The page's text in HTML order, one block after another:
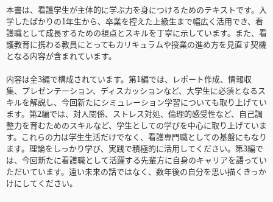
本書は、看護学生が主体的に学ぶ力を身につけるためのテキストです。入
学したばかりの1年生から、卒業を控えた上級生まで幅広く活用でき、看
護職として成長するための視点とスキルを丁寧に示しています。また、看
護教育に携わる教員にとってもカリキュラムや授業の進め方を見直す契機
となる内容が含まれています。
内容は全3編で構成されています。第1編では、レポート作成、情報収
集、プレゼンテーション、ディスカッションなど、大学生に必須となるス
キルを解説し、今回新たにシミュレーション学習についても取り上げてい
ます。第2編では、対人関係、ストレス対処、倫理的感受性など、自己調
整力を育むためのスキルなど、学生としての学びを中心に取り上げていま
す。これらの力は学生生活だけでなく、看護専門職としての基盤にもなり
ます。理論をしっかり学び、実践で積極的に活用してください。第3編で
は、今回新たに看護職として活躍する先輩方に自身のキャリアを語ってい
ただいています。遠い未来の話ではなく、数年後の自分を思い描くきっか
けにしてください。